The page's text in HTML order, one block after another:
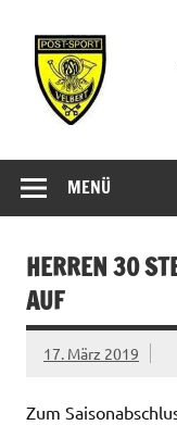
springen
MENÜ
HERREN 30
AUF
17. März 2019
Zum